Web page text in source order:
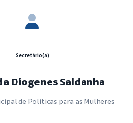
Secretário(a)
Diogenes Saldanha
de Politicas para as Mulheres